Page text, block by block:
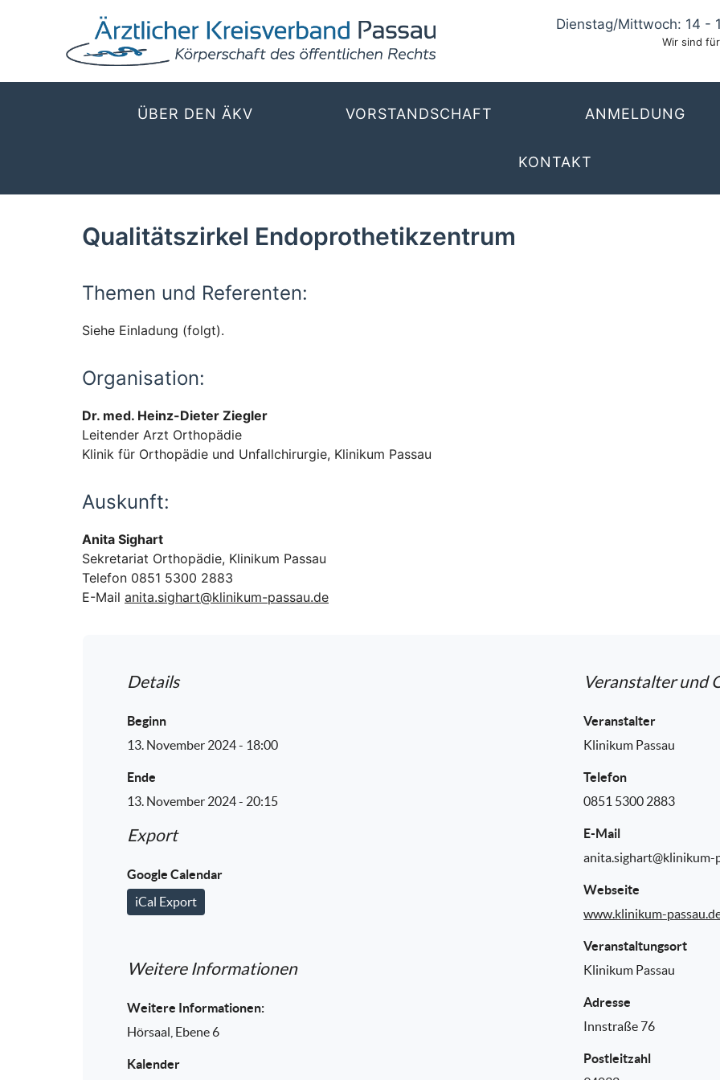
Dienstag/Mittwoch: 14 -
Wir sind
ÜBER DEN ÄKV VORSTANDSCHAFT ANMELDUNG
KONTAKT
Qualitätszirkel Endoprothetikzentrum
Themen und Referenten:
Siehe Einladung (folgt).
Organisation:
Dr. med. Heinz-Dieter Ziegler
Leitender Arzt Orthopädie
Klinik für Orthopädie und Unfallchirurgie, Klinikum Passau
Auskunft:
Anita Sighart
Sekretariat Orthopädie, Klinikum Passau
Telefon 0851 5300 2883
E-Mail anita.sighart@klinikum-passau.de
Details
Beginn
13. November 2024 - 18:00
Ende
13. November 2024 - 20:15
Export
Google Calendar
iCal Export
Weitere Informationen
Weitere Informationen:
Hörsaal, Ebene 6
Kalender
Veranstalter und
Veranstalter
Klinikum Passau
Telefon
0851 5300 2883
E-Mail
anita.sighart@klinikum-
Webseite
www.klinikum-
Veranstaltungsort
Klinikum Passau
Adresse
Innstraße 76
Postleitzahl